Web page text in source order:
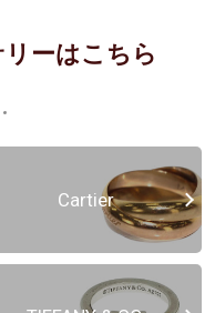
ーはこちら
Cartier